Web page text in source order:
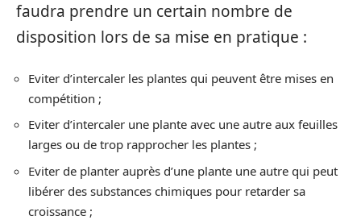
faudra prendre un certain nombre de
disposition lors de sa mise en pratique :
Eviter d’intercaler les plantes qui peuvent être mises en
compétition ;
Eviter d’intercaler une plante avec une autre aux feuilles
larges ou de trop rapprocher les plantes ;
Eviter de planter auprès d’une plante une autre qui peut
libérer des substances chimiques pour retarder sa
croissance ;